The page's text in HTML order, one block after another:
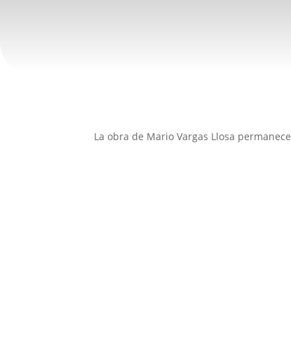
La obra de Mario Vargas Llosa